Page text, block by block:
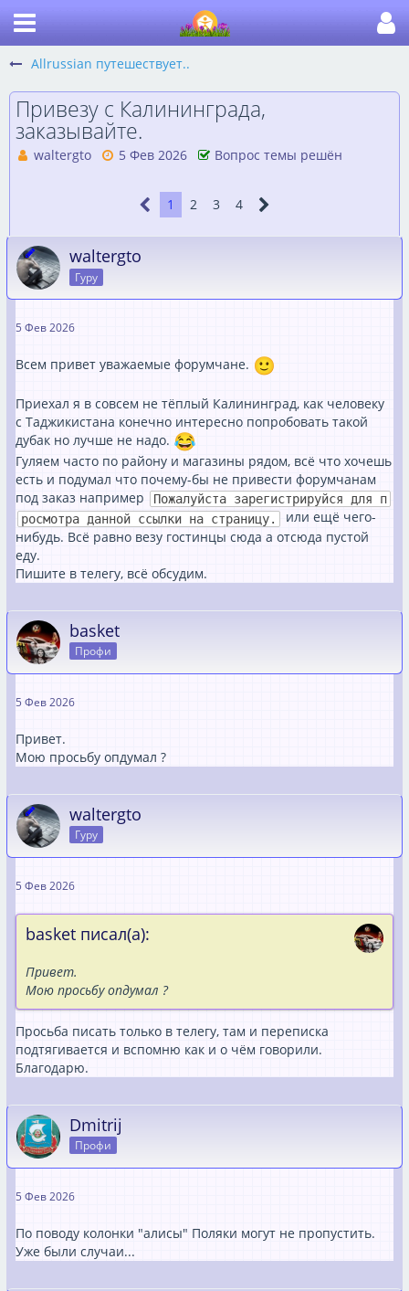
Allrussian путешествует..
Привезу с Калининграда,
заказывайте.
waltergto 5 Фев 2026 Вопрос темы решён
1 2 3 4
waltergto
Гуру
5 Фев 2026
Всем привет уважаемые форумчане.
Приехал я в совсем не тёплый Калининград, как человеку
с Таджикистана конечно интересно попробовать такой
дубак но лучше не надо.
Гуляем часто по району и магазины рядом, всё что хочешь
есть и подумал что почему-бы не привести форумчанам
под заказ например
Пожалуйста зарегистрируйся для п
росмотра данной ссылки на страницу.
или ещё чего-
нибудь. Всё равно везу гостинцы сюда а отсюда пустой
еду.
Пишите в телегу, всё обсудим.
basket
Профи
5 Фев 2026
Привет.
Мою просьбу опдумал ?
waltergto
Гуру
5 Фев 2026
basket писал(а):
Привет.
Мою просьбу опдумал ?
Просьба писать только в телегу, там и переписка
подтягивается и вспомню как и о чём говорили.
Благодарю.
Dmitrij
Профи
5 Фев 2026
По поводу колонки "алисы" Поляки могут не пропустить.
Уже были случаи...